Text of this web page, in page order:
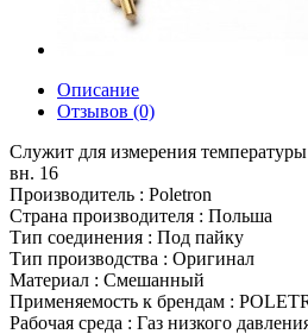
Описание
Отзывов (0)
Служит для измерения
вн. 16
Производитель : Poletron
Страна производителя : Польша
Тип соединения : Под пайку
Тип производства : Оригинал
Материал : Смешанный
Применяемость к брендам :
Рабочая среда : Газ низкого